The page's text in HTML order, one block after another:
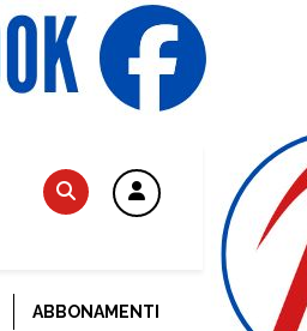
ABBONAMENTI